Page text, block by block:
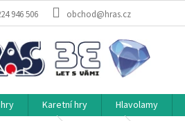
946 506 obchod@hras.cz
Karetní hry Hlavolamy